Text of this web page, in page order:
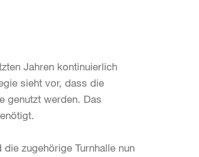
Jahren kontinuierlich
sieht vor, dass die
genutzt werden. Das
zugehörige Turnhalle nun